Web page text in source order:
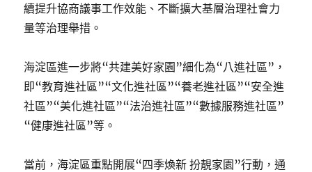
續提升協商議事工作效能、不斷擴大基層治理社會力
量等治理舉措。
海淀區進一步將“共建美好家園”細化為“八進社區”，
即“教育進社區”“文化進社區”“養老進社區”“安全進
社區”“美化進社區”“法治進社區”“數據服務進社區”
“健康進社區”等。
當前，海淀區重點開展“四季煥新 扮靚家園”行動，通